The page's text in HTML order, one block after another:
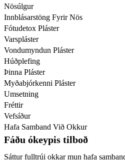
Nösúlgur
Innblásarstöng Fyrir Nös
Fótudetox Pláster
Varspláster
Vondumyndun Pláster
Húðplefing
Þinna Pláster
Myðabjórkenni Pláster
Umsetning
Fréttir
Vefsíður
Hafa Samband Við Okkur
Fáðu ókeypis tilboð
Sáttur fulltrúi okkar mun hafa